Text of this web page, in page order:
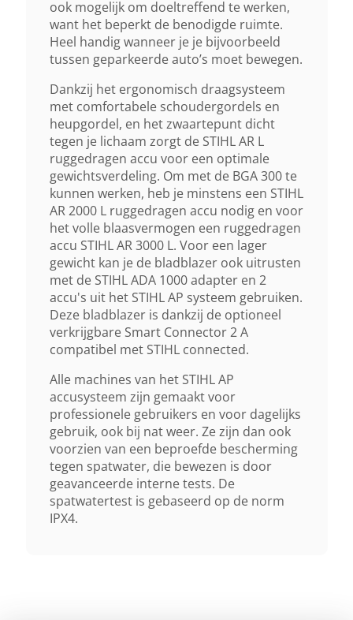
ook mogelijk om doeltreffend te werken,
want het beperkt de benodigde ruimte.
Heel handig wanneer je je bijvoorbeeld
tussen geparkeerde auto’s moet bewegen.
Dankzij het ergonomisch draagsysteem
met comfortabele schoudergordels en
heupgordel, en het zwaartepunt dicht
tegen je lichaam zorgt de STIHL AR L
ruggedragen accu voor een optimale
gewichtsverdeling. Om met de BGA 300 te
kunnen werken, heb je minstens een STIHL
AR 2000 L ruggedragen accu nodig en voor
het volle blaasvermogen een ruggedragen
accu STIHL AR 3000 L. Voor een lager
gewicht kan je de bladblazer ook uitrusten
met de STIHL ADA 1000 adapter en 2
accu's uit het STIHL AP systeem gebruiken.
Deze bladblazer is dankzij de optioneel
verkrijgbare Smart Connector 2 A
compatibel met STIHL connected.
Alle machines van het STIHL AP
accusysteem zijn gemaakt voor
professionele gebruikers en voor dagelijks
gebruik, ook bij nat weer. Ze zijn dan ook
voorzien van een beproefde bescherming
tegen spatwater, die bewezen is door
geavanceerde interne tests. De
spatwatertest is gebaseerd op de norm
IPX4.
Autonomie 1 Met Ap 300 S
10 Min
Autonomie Met Ap 500 S
12 Min
Autonomie Met AR 2000 L
50 Min
Autonomie Met AR 3000 L
65 Min
Bijzonderheden
Exclusief Accu En Lader